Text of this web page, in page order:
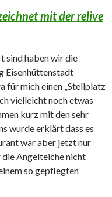
mit der relive
sind haben wir die
Eisenhüttenstadt
für mich einen „Stellplatz
vielleicht noch etwas
kurz mit den sehr
wurde erklärt dass es
war aber jetzt nur
die Angelteiche nicht
so gepflegten